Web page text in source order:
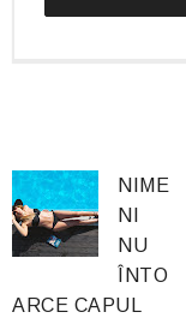
NIME
NI
NU
ÎNTO
ARCE CAPUL